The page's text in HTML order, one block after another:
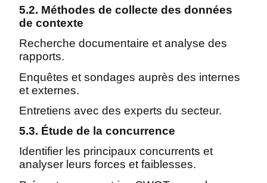
5.2. Méthodes de collecte des données
de contexte
Recherche documentaire et analyse des
rapports.
Enquêtes et sondages auprès des internes
et externes.
Entretiens avec des experts du secteur.
5.3. Étude de la concurrence
Identifier les principaux concurrents et
analyser leurs forces et faiblesses.